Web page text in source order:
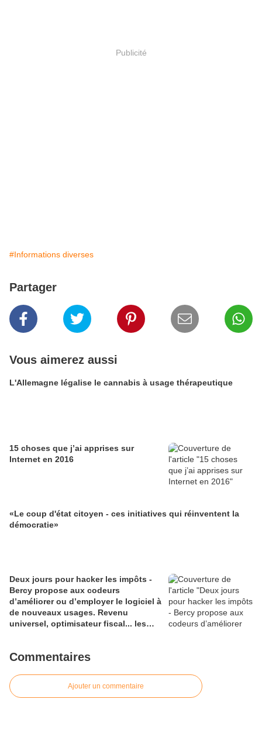
Publicité
#Informations diverses
Partager
Vous aimerez aussi
L'Allemagne légalise le cannabis à usage thérapeutique
15 choses que j’ai apprises sur
Internet en 2016
«Le coup d'état citoyen - ces initiatives qui réinventent la
démocratie»
Deux jours pour hacker les impôts -
Bercy propose aux codeurs
d’améliorer ou d’employer le logiciel à
de nouveaux usages. Revenu
universel, optimisateur fiscal... les
Commentaires
Ajouter un commentaire